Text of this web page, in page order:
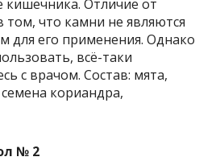
Отличие от
том, что камни не являются
для его применения. Однако
всё-таки
с врачом. Состав: мята,
кориандра,
№ 2